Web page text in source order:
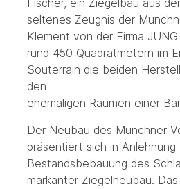
Fischer, ein Ziegelbau aus
seltenes Zeugnis der
Klement von der Firma
rund 450 Quadratmetern im
Souterrain die beiden
den
ehemaligen Räumen einer
Der Neubau des Münchner
präsentiert sich in Anlehnung
Bestandsbebauung des
markanter Ziegelneubau.